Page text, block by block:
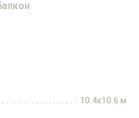
10.4x10.6 м